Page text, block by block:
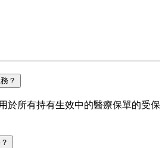
？
於所有持有生效中的醫療保單的受保